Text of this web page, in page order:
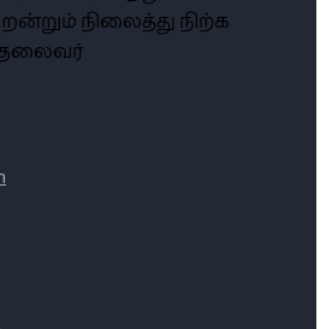
நிலைத்து நிற்க
தலைவர்